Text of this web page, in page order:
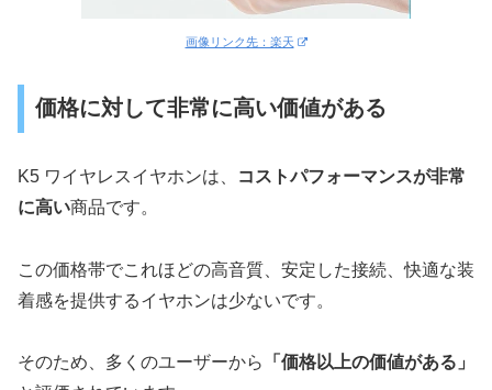
画像リンク先：楽天
価格に対して非常に高い価値がある
K5 ワイヤレスイヤホンは、
コストパフォーマンスが非常
に高い商品です。
この価格帯でこれほどの高音質、安定した接続、快適な装
着感を提供するイヤホンは少ないです。
そのため、多くのユーザーから
「価格以上の価値がある」